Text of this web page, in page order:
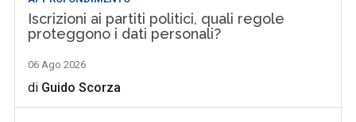
Iscrizioni ai partiti politici, quali regole
proteggono i dati personali?
06 Ago 2026
di Guido Scorza